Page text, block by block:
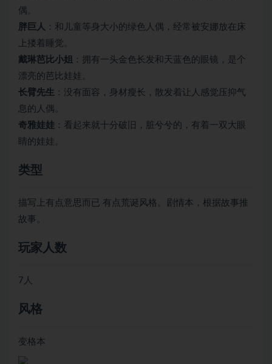
偶。
胖巨人 ：和儿童等身大小的绿色人偶，经常被安娜放在床
上搂着睡觉。
戴琳芭比小姐
：拥有一头金色长发和天蓝色的眼镜，是个
漂亮的芭比娃娃。
长臂先生 ：没有面容，身材瘦长，散发着让人感觉压抑气
息的人偶。
奇雅娃娃 ：看起来就十分破旧，脏兮兮的，有着一双大眼
睛的娃娃。
类型
描写上有点意思而已 有点荒诞风格。剧情本，根据故事推
故事。
玩家人数
7人
风格
变格本